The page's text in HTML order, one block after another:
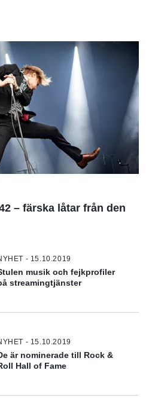
– färska låtar från den
- 15.10.2019
musik och fejkprofiler
streamingtjänster
- 15.10.2019
är nominerade till Rock &
Hall of Fame